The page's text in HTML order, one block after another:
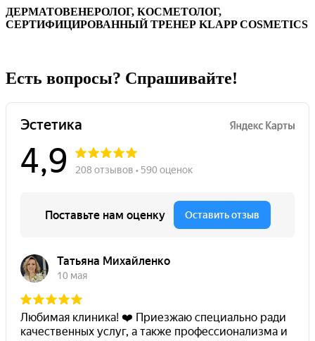
ДЕРМАТОВЕНЕРОЛОГ, КОСМЕТОЛОГ,
СЕРТИФИЦИРОВАННЫЙ ТРЕНЕР KLAPP COSMETICS
Есть вопросы? Спрашивайте!